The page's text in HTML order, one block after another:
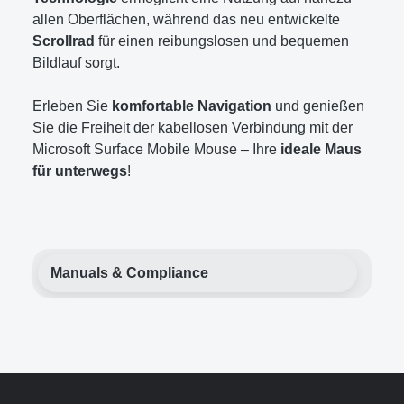
allen Oberflächen, während das neu entwickelte
Scrollrad für einen reibungslosen und bequemen
Bildlauf sorgt.
Erleben Sie komfortable Navigation und genießen
Sie die Freiheit der kabellosen Verbindung mit der
Microsoft Surface Mobile Mouse – Ihre ideale Maus
für unterwegs!
Manuals & Compliance